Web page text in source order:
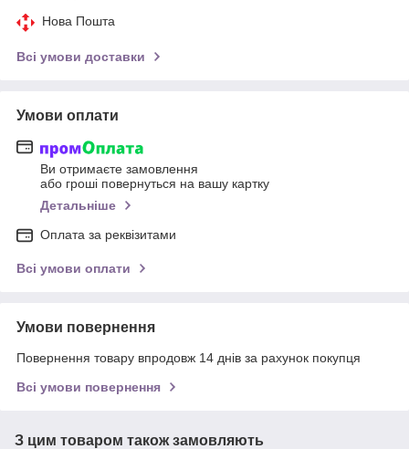
Нова Пошта
Всі умови доставки
Умови оплати
Ви отримаєте замовлення
або гроші повернуться на вашу картку
Детальніше
Оплата за реквізитами
Всі умови оплати
Умови повернення
Повернення товару впродовж 14 днів за рахунок покупця
Всі умови повернення
З цим товаром також замовляють